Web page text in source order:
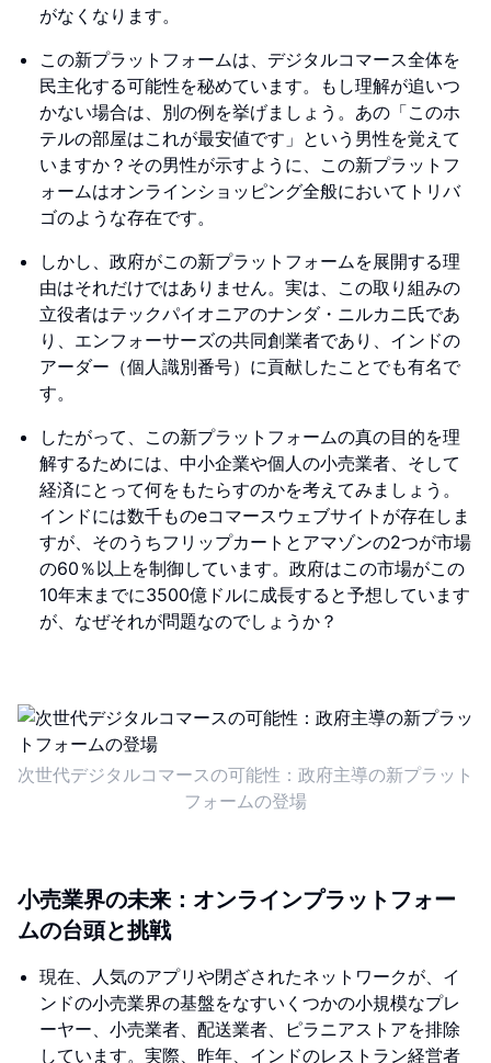
がなくなります。
この新プラットフォームは、デジタルコマース全体を
民主化する可能性を秘めています。もし理解が追いつ
かない場合は、別の例を挙げましょう。あの「このホ
テルの部屋はこれが最安値です」という男性を覚えて
いますか？その男性が示すように、この新プラットフ
ォームはオンラインショッピング全般においてトリバ
ゴのような存在です。
しかし、政府がこの新プラットフォームを展開する理
由はそれだけではありません。実は、この取り組みの
立役者はテックパイオニアのナンダ・ニルカニ氏であ
り、エンフォーサーズの共同創業者であり、インドの
アーダー（個人識別番号）に貢献したことでも有名で
す。
したがって、この新プラットフォームの真の目的を理
解するためには、中小企業や個人の小売業者、そして
経済にとって何をもたらすのかを考えてみましょう。
インドには数千ものeコマースウェブサイトが存在しま
すが、そのうちフリップカートとアマゾンの2つが市場
の60％以上を制御しています。政府はこの市場がこの
10年末までに3500億ドルに成長すると予想しています
が、なぜそれが問題なのでしょうか？
次世代デジタルコマースの可能性：政府主導の新プラット
フォームの登場
小売業界の未来：オンラインプラットフォー
ムの台頭と挑戦
現在、人気のアプリや閉ざされたネットワークが、イ
ンドの小売業界の基盤をなすいくつかの小規模なプレ
ーヤー、小売業者、配送業者、ピラニアストアを排除
しています。実際、昨年、インドのレストラン経営者